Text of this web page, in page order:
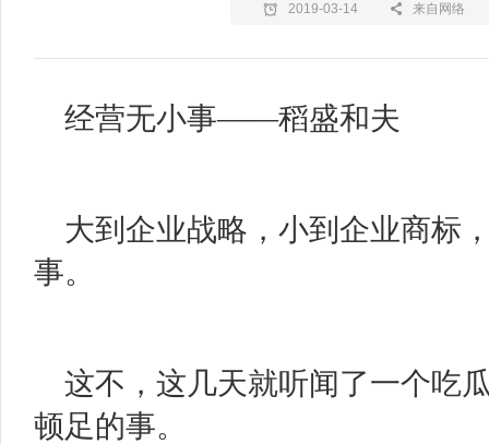
2019-03-14 来自网络
经营无小事——稻盛和夫
大到企业战略，小到企业商标
事。
这不，这几天就听闻了一个吃
顿足的事。